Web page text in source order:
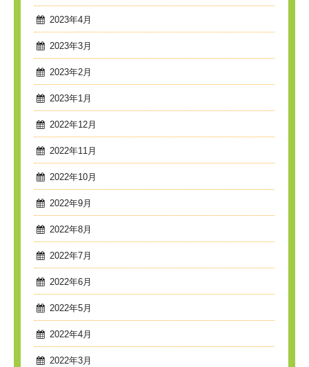
2023年4月
2023年3月
2023年2月
2023年1月
2022年12月
2022年11月
2022年10月
2022年9月
2022年8月
2022年7月
2022年6月
2022年5月
2022年4月
2022年3月